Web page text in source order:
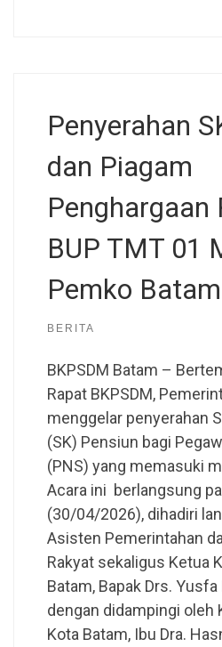
Penyerahan
dan Piagam
Penghargaan
BUP TMT 01
Pemko Batam
BERITA
BKPSDM Batam –
Rapat BKPSDM,
menggelar penyerahan
(SK) Pensiun bagi
(PNS) yang memasuki
Acara ini berlangsung
(30/04/2026), dihadiri
Asisten Pemerintahan
Rakyat sekaligus Ketua
Batam, Bapak Drs. Yusfa
dengan didampingi oleh
Kota Batam, Ibu Dra.